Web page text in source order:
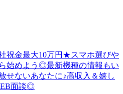
祝金最大10万円★スマホ選びや
始めよう◎最新機種の情報もい
せないあなたに♪高収入＆嬉し
面談◎